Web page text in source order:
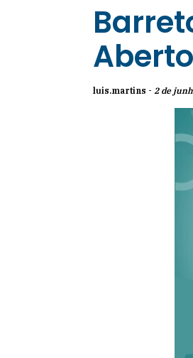
luis.martins - 2 de